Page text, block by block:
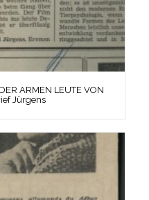
ARMEN LEUTE VON
Jürgens